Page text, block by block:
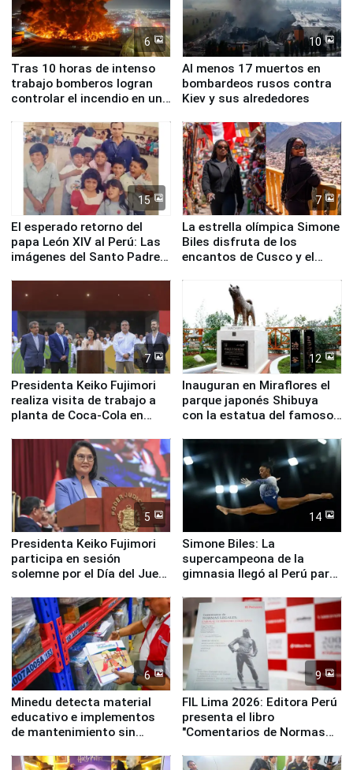
6
Tras 10 horas de intenso
trabajo bomberos logran
controlar el incendio en una
de Chile
10
Al menos 17 muertos en
bombardeos rusos contra
Kiev y sus alrededores
15
El esperado retorno del
papa León XIV al Perú: Las
imágenes del Santo Padre
7
La estrella olímpica Simone
Biles disfruta de los
encantos de Cusco y el
7
Presidenta Keiko Fujimori
realiza visita de trabajo a
planta de Coca-Cola en
12
Inauguran en Miraflores el
parque japonés Shibuya
con la estatua del famoso
5
Presidenta Keiko Fujimori
participa en sesión
solemne por el Día del Juez
14
Simone Biles: La
supercampeona de la
gimnasia llegó al Perú para
Panamericanos Lima 2027
6
Minedu detecta material
educativo e implementos
de mantenimiento sin
la UGEL 2
9
FIL Lima 2026: Editora Perú
presenta el libro
"Comentarios de Normas
Derecho Colectivo"